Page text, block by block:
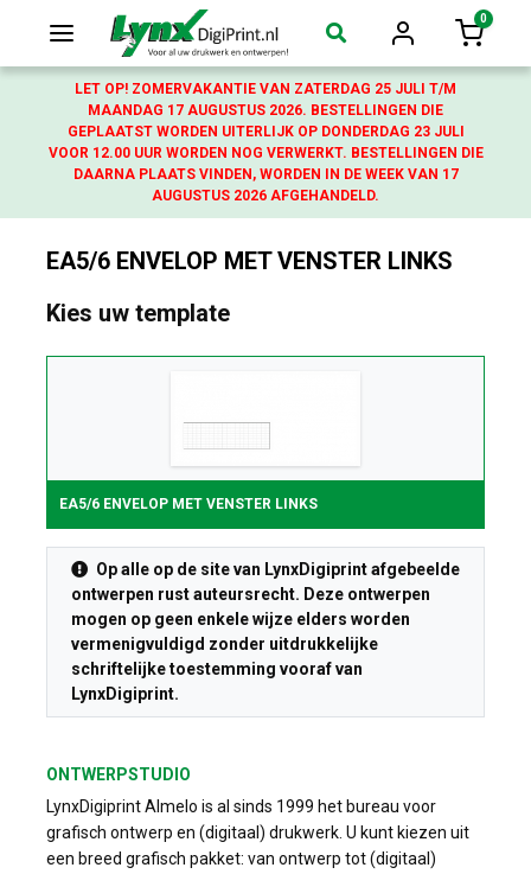
Login
0
LET OP! ZOMERVAKANTIE VAN ZATERDAG 25 JULI T/M
MAANDAG 17 AUGUSTUS 2026. BESTELLINGEN DIE
GEPLAATST WORDEN UITERLIJK OP DONDERDAG 23 JULI
VOOR 12.00 UUR WORDEN NOG VERWERKT. BESTELLINGEN DIE
DAARNA PLAATS VINDEN, WORDEN IN DE WEEK VAN 17
AUGUSTUS 2026 AFGEHANDELD.
EA5/6 ENVELOP MET VENSTER LINKS
Kies uw template
EA5/6 ENVELOP MET VENSTER LINKS
Op alle op de site van LynxDigiprint afgebeelde
ontwerpen rust auteursrecht. Deze ontwerpen
mogen op geen enkele wijze elders worden
vermenigvuldigd zonder uitdrukkelijke
schriftelijke toestemming vooraf van
LynxDigiprint.
ONTWERPSTUDIO
LynxDigiprint Almelo is al sinds 1999 het bureau voor
grafisch ontwerp en (digitaal) drukwerk. U kunt kiezen uit
een breed grafisch pakket: van ontwerp tot (digitaal)